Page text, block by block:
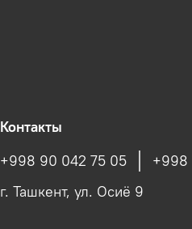
Контакты
+998 90 042 75 05
+998
г. Ташкент, ул. Осиё 9